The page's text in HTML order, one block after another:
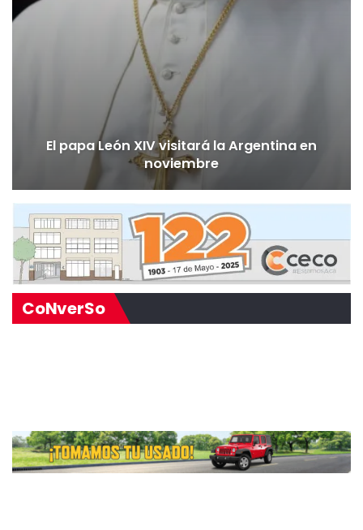
El papa León XIV visitará la Argentina en
noviembre
CoNverSo